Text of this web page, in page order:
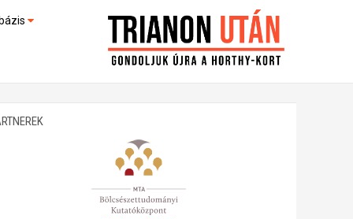
(feltöltés alatt)